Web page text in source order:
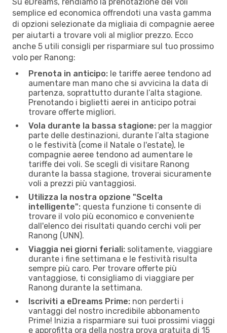
semplice ed economica offrendoti una vasta gamma
di opzioni selezionate da migliaia di compagnie aeree
per aiutarti a trovare voli al miglior prezzo. Ecco
anche 5 utili consigli per risparmiare sul tuo prossimo
volo per Ranong:
Prenota in anticipo: le tariffe aeree tendono ad
aumentare man mano che si avvicina la data di
partenza, soprattutto durante l’alta stagione.
Prenotando i biglietti aerei in anticipo potrai
trovare offerte migliori.
Vola durante la bassa stagione: per la maggior
parte delle destinazioni, durante l’alta stagione
o le festività (come il Natale o l'estate), le
compagnie aeree tendono ad aumentare le
tariffe dei voli. Se scegli di visitare Ranong
durante la bassa stagione, troverai sicuramente
voli a prezzi più vantaggiosi.
Utilizza la nostra opzione "Scelta
intelligente": questa funzione ti consente di
trovare il volo più economico e conveniente
dall'elenco dei risultati quando cerchi voli per
Ranong (UNN).
Viaggia nei giorni feriali: solitamente, viaggiare
durante i fine settimana e le festività risulta
sempre più caro. Per trovare offerte più
vantaggiose, ti consigliamo di viaggiare per
Ranong durante la settimana.
Iscriviti a eDreams Prime: non perderti i
vantaggi del nostro incredibile abbonamento
Prime! Inizia a risparmiare sui tuoi prossimi viaggi
e approfitta ora della nostra prova gratuita di 15